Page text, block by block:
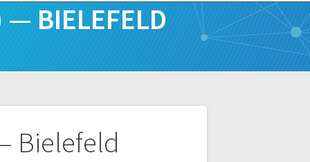
— BIELEFELD
Bielefeld